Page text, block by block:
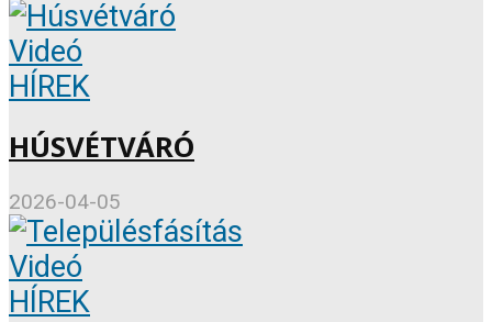
Videó
HÍREK
HÚSVÉTVÁRÓ
2026-04-05
Videó
HÍREK